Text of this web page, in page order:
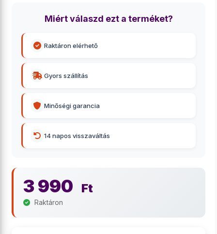
Miért válaszd ezt a terméket?
Raktáron elérhető
Gyors szállítás
Minőségi garancia
14 napos visszaváltás
3 990 Ft
Raktáron